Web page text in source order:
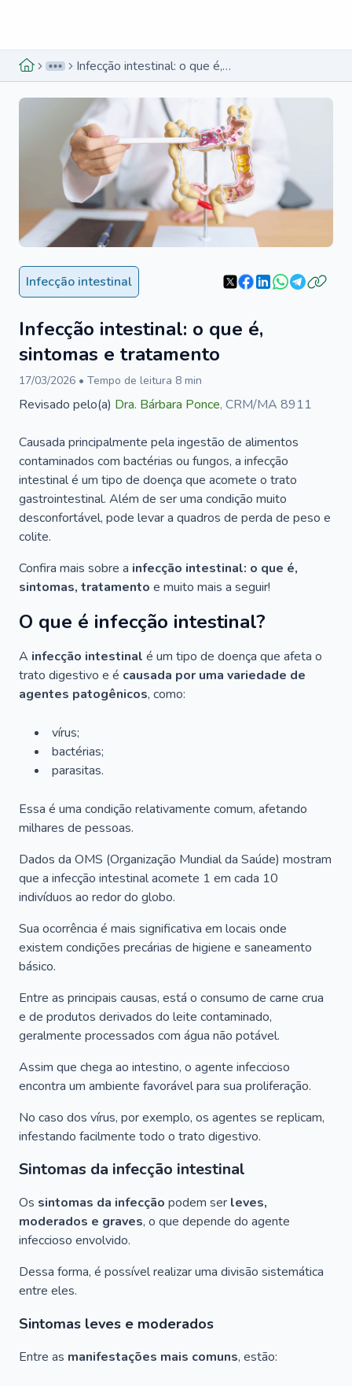
Infecção intestinal: o que é, sintomas e tratamento
Infecção intestinal
Infecção intestinal: o que é,
sintomas e tratamento
17/03/2026 • Tempo de leitura 8 min
Revisado pelo(a) Dra. Bárbara Ponce, CRM/MA 8911
Causada principalmente pela ingestão de alimentos
contaminados com bactérias ou fungos, a infecção
intestinal é um tipo de doença que acomete o trato
gastrointestinal. Além de ser uma condição muito
desconfortável, pode levar a quadros de perda de peso e
colite.
Confira mais sobre a infecção intestinal: o que é,
sintomas, tratamento e muito mais a seguir!
O que é infecção intestinal?
A infecção intestinal é um tipo de doença que afeta o
trato digestivo e é causada por uma variedade de
agentes patogênicos, como:
vírus;
bactérias;
parasitas.
Essa é uma condição relativamente comum, afetando
milhares de pessoas.
Dados da OMS (Organização Mundial da Saúde) mostram
que a infecção intestinal acomete 1 em cada 10
indivíduos ao redor do globo.
Sua ocorrência é mais significativa em locais onde
existem condições precárias de higiene e saneamento
básico.
Entre as principais causas, está o consumo de carne crua
e de produtos derivados do leite contaminado,
geralmente processados com água não potável.
Assim que chega ao intestino, o agente infeccioso
encontra um ambiente favorável para sua proliferação.
No caso dos vírus, por exemplo, os agentes se replicam,
infestando facilmente todo o trato digestivo.
Sintomas da infecção intestinal
Os sintomas da infecção podem ser leves,
moderados e graves, o que depende do agente
infeccioso envolvido.
Dessa forma, é possível realizar uma divisão sistemática
entre eles.
Sintomas leves e moderados
Entre as manifestações mais comuns, estão: